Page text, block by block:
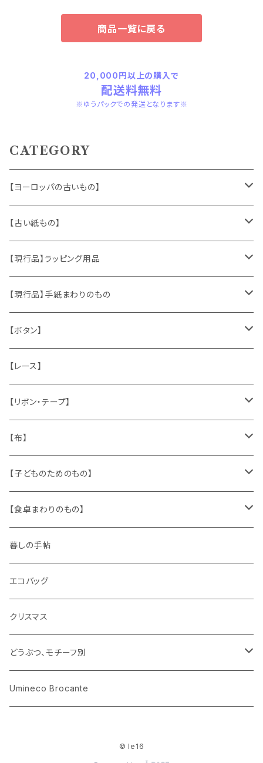
商品一覧に戻る
20,000円以上の購入で
配送料無料
※ゆうパックでの発送となります※
CATEGORY
【ヨーロッパの古いもの】
ヴィンテージアクセサリー
おもちゃ、ぬいぐるみ
くま、テディベア
うさぎ
キャラクター
ピノキオ
ヴィンテージファブリック
ハンドメイド製品
お部屋に飾るもの
メタル製品
缶、箱
陶磁器
文房具
木製品
ミニチュア、ドールハウス
【古い紙もの】
切手、FDC
ポストカード、カレンダー
マッチラベル、食品ラベル
蔵書票、荷札、ビュバー、伝票
シール、ステッカー、クロモス
袋、箱、ナプキン、コースター
パズル、ゲーム
古本、古雑誌、古えほん
古レコード
古せっけん
ラッピングペーパー、壁紙
【現行品】ラッピング用品
伝票、タグ、シール
袋、ラッピングペーパー
ひも、テープ
【現行品】手紙まわりのもの
封筒、ポストカード
切手
スタンプ
文房具
【ボタン】
木
貝
メタル
ガラス
プラスチック
紙
【レース】
【リボン・テープ】
チロルテープ・イニシャルテープ
トリム
ワッペン
【布】
キッチンクロス、ナプキン
ニット
布地
【子どものためのもの】
身に着けるもの
【食卓まわりのもの】
ガラス
花びん
小物入れ
陶磁器
カップアンドソーサー
プレート
木製品
ホーロー
メタル
暮しの手帖
エコバッグ
クリスマス
どうぶつ、モチーフ別
くま、ベア
Umineco Brocante
© le16